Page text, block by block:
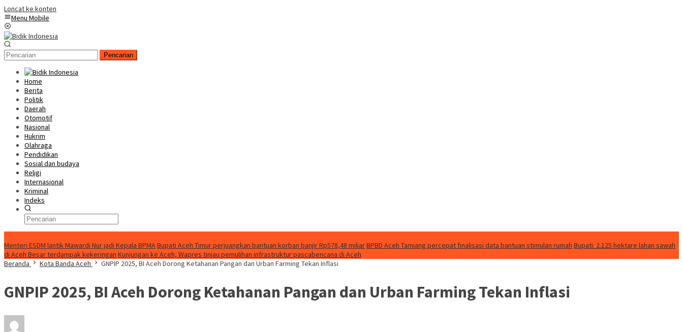
Loncat ke konten
Menu Mobile
Pencarian
Home
Berita
Politik
Daerah
Otomotif
Nasional
Hukrim
Olahraga
Pendidikan
Sosial dan budaya
Religi
Internasional
Kriminal
Indeks
Menteri ESDM lantik Mawardi Nur jadi Kepala BPMABupati Aceh Timur perjuangkan bantuan korban banjir Rp578,48 miliarBPBD Aceh Tamiang percepat finalisasi data bantuan stimulan rumah Bupati: 2.125 hektare lahan sawah
di Aceh Besar terdampak kekeringan Kunjungan ke Aceh, Wapres tinjau pemulihan infrastruktur pascabencana di Aceh
Beranda
Kota Banda Aceh GNPIP 2025, BI Aceh Dorong Ketahanan Pangan dan Urban Farming Tekan Inflasi
GNPIP 2025, BI Aceh Dorong Ketahanan Pangan dan Urban Farming Tekan Inflasi